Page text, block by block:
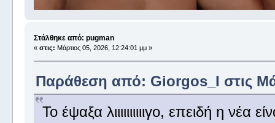
Στάλθηκε από: pugman
« στις: Μάρτιος 05, 2026, 12:24:01 μμ »
Παράθεση από: Giorgos_I στις
Το έψαξα λιιιιιιιιιιγο, επειδή η